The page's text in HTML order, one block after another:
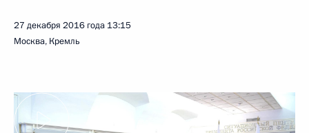
27 декабря 2016 года 13:15
Москва, Кремль